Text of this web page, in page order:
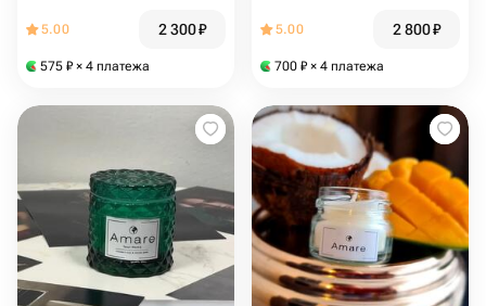
5.00 2 300₽
575 ₽ × 4 платежа
5.00 2 800₽
700 ₽ × 4 платежа